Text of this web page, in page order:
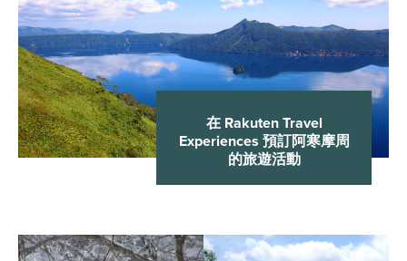
在 Rakuten Travel
Experiences 預訂阿寒摩周
的旅遊活動